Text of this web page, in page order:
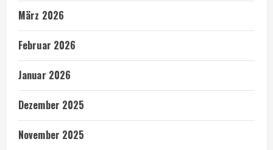
März 2026
Februar 2026
Januar 2026
Dezember 2025
November 2025